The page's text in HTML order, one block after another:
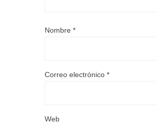
Nombre *
Correo electrónico *
Web